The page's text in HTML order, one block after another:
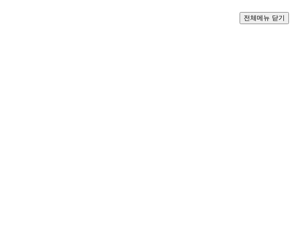
전체메뉴 닫기